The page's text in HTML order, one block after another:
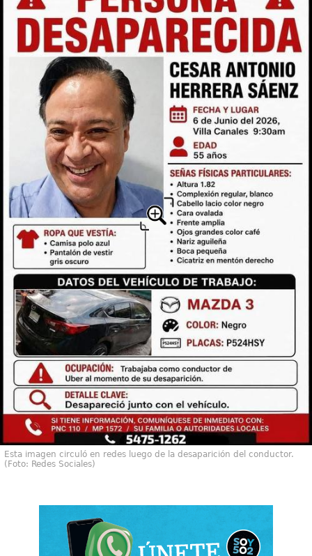
Esta imagen circuló en redes luego de la desaparición del conductor.
(Foto: Redes Sociales)